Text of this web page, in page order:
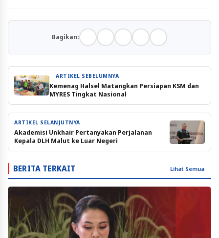
Bagikan:
ARTIKEL SEBELUMNYA
Kemenag Halsel Matangkan Persiapan KSM dan
MYRES Tingkat Nasional
ARTIKEL SELANJUTNYA
Akademisi Unkhair Pertanyakan Perjalanan
Kepala DLH Malut ke Luar Negeri
BERITA TERKAIT Lihat Semua